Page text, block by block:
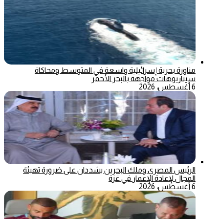
مناورة بحرية إسرائيلية واسعة في المتوسط ومحاكاة
سيناريوهات مواجهة بالبحر الأحمر
6 أغسطس، 2026
الرئيس المصري وملك البحرين يشددان على ضرورة تهيئة
المجال لإعادة الإعمار في غزة
6 أغسطس، 2026